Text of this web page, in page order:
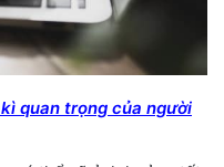
quan trọng của người